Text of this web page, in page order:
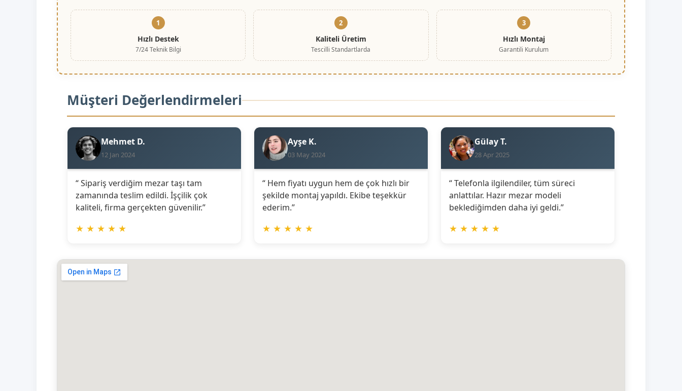
1
Hızlı Destek
7/24 Teknik Bilgi
2
Kaliteli Üretim
Tescilli Standartlarda
3
Hızlı Montaj
Garantili Kurulum
Müşteri Değerlendirmeleri
Mehmet D.
12 Jan 2024
“ Sipariş verdiğim mezar taşı tam
zamanında teslim edildi. İşçilik çok
kaliteli, firma gerçekten güvenilir.”
★ ★ ★ ★ ★
Ayşe K.
03 May 2024
“ Hem fiyatı uygun hem de çok hızlı bir
şekilde montaj yapıldı. Ekibe teşekkür
ederim.”
★ ★ ★ ★ ★
Gülay T.
28 Apr 2025
“ Telefonla ilgilendiler, tüm süreci
anlattılar. Hazır mezar modeli
beklediğimden daha iyi geldi.”
★ ★ ★ ★ ★